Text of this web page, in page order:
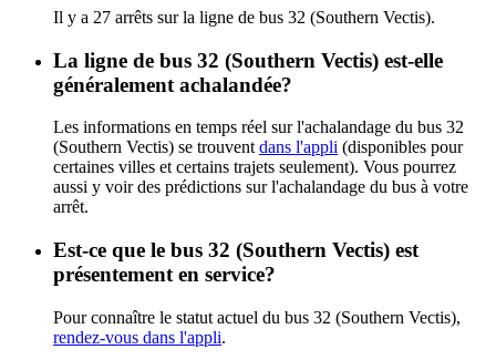
Il y a 27 arrêts sur la ligne de bus 32 (Southern Vectis).
La ligne de bus 32 (Southern Vectis) est-elle
généralement achalandée?
Les informations en temps réel sur l'achalandage du bus 32
(Southern Vectis) se trouvent dans l'appli (disponibles pour
certaines villes et certains trajets seulement). Vous pourrez
aussi y voir des prédictions sur l'achalandage du bus à votre
arrêt.
Est-ce que le bus 32 (Southern Vectis) est
présentement en service?
Pour connaître le statut actuel du bus 32 (Southern Vectis),
rendez-vous dans l'appli.